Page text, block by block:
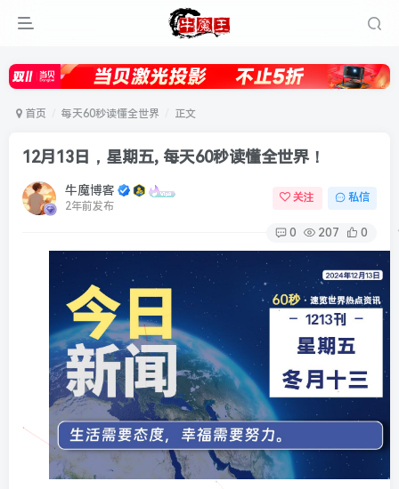
首页 每天60秒读懂全世界 正文
12月13日，星期五, 每天60秒读懂全世界！
牛魔博客
2年前发布
关注 私信
0 207 0